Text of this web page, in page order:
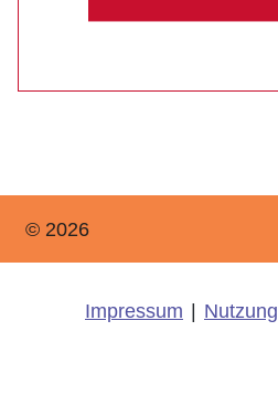
© 2026
Impressum Nutzung